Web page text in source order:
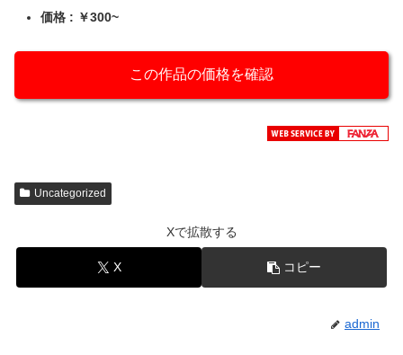
価格 : ￥300~
この作品の価格を確認
Uncategorized
Xで拡散する
X コピー
admin